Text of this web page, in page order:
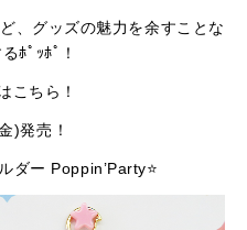
、グッズの魅力を余すことな
ﾎﾟｯﾎﾟ！
こちら！
)発売！
ダー Poppin’Party⭐